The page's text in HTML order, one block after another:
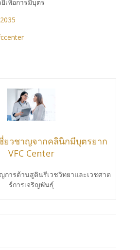
เพื่อการมีบุตร
ยวชาญจากคลินิกมีบุตรยาก
VFC Center
ารด้านสูตินรีเวชวิทยาและเวชศาต
ร์การเจริญพันธ์ุ